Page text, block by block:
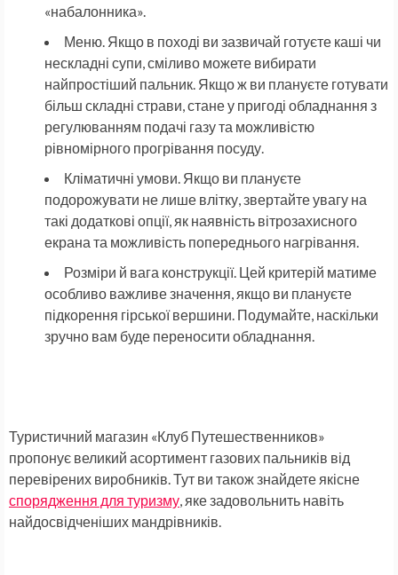
«набалонника».
Меню. Якщо в поході ви зазвичай готуєте каші чи
нескладні супи, сміливо можете вибирати
найпростіший пальник. Якщо ж ви плануєте готувати
більш складні страви, стане у пригоді обладнання з
регулюванням подачі газу та можливістю
рівномірного прогрівання посуду.
Кліматичні умови. Якщо ви плануєте
подорожувати не лише влітку, звертайте увагу на
такі додаткові опції, як наявність вітрозахисного
екрана та можливість попереднього нагрівання.
Розміри й вага конструкції. Цей критерій матиме
особливо важливе значення, якщо ви плануєте
підкорення гірської вершини. Подумайте, наскільки
зручно вам буде переносити обладнання.
Туристичний магазин «Клуб Путешественников»
пропонує великий асортимент газових пальників від
перевірених виробників. Тут ви також знайдете якісне
спорядження для туризму, яке задовольнить навіть
найдосвідченіших мандрівників.